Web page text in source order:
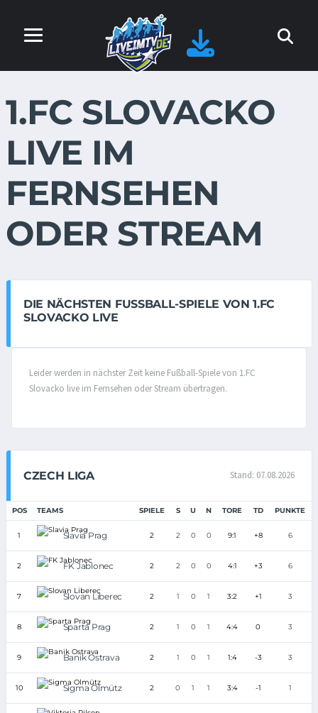
1.FC SLOVACKO
LIVE IM
FERNSEHEN
ODER STREAM
DIE NÄCHSTEN FUSSBALL-SPIELE VON 1.FC S
LOVACKO LIVE
Leider werden in nächster Zeit keine Fußball-Spiele von 1.FC
Slovacko live im Fernsehen oder Stream übertragen.
CZECH LIGA Stand: 07.08.2026
POS TEAMS SPIELE S U N TORE TD PUNKTE
1 Slavia Prag 2 2 0 0 9:1 +8 6
2 FK Jablonec 2 2 0 0 4:1 +3 6
7 Slovan Liberec 2 1 0 1 3:2 +1 3
8 Sparta Prag 2 1 0 1 4:4 0 3
9 Banik Ostrava 2 1 0 1 1:4 -3 3
10 Sigma Olmütz 2 0 1 1 3:4 -1 1